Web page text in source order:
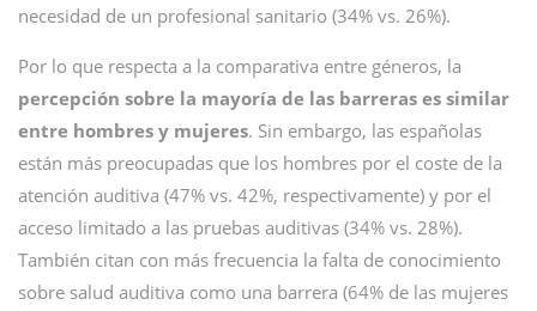
necesidad de un profesional sanitario (34% vs. 26%).
Por lo que respecta a la comparativa entre géneros, la
percepción sobre la mayoría de las barreras es similar
entre hombres y mujeres. Sin embargo, las españolas
están más preocupadas que los hombres por el coste de la
atención auditiva (47% vs. 42%, respectivamente) y por el
acceso limitado a las pruebas auditivas (34% vs. 28%).
También citan con más frecuencia la falta de conocimiento
sobre salud auditiva como una barrera (64% de las mujeres